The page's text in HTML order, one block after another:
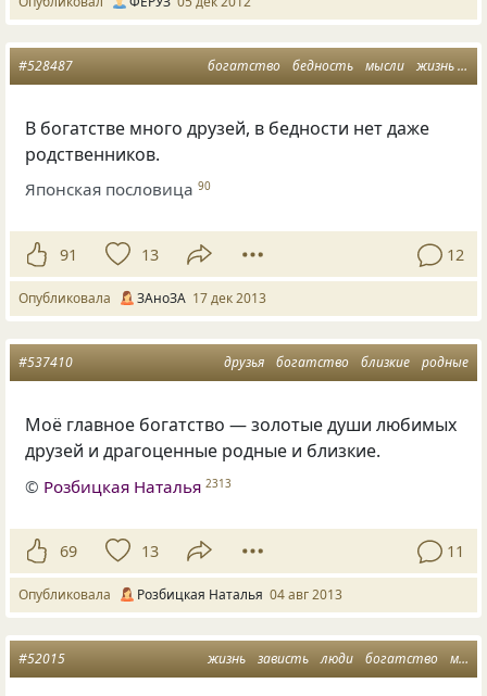
богатство бедность мысли жизнь отношения
#528487
В богатстве много друзей, в бедности нет даже
родственников.
Японская пословица 90
91 13 12
Опубликовала ЗАноЗА 17 дек 2013
друзья богатство близкие родные
#537410
Моё главное богатство — золотые души любимых
друзей и драгоценные родные и близкие.
© Розбицкая Наталья 2313
69 13 11
Опубликовала Розбицкая Наталья 04 авг 2013
жизнь зависть люди богатство мудрости
#52015